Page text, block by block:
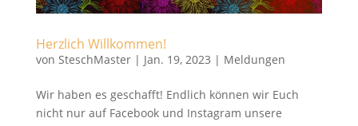
Herzlich Willkommen!
von SteschMaster| Jan. 19, 2023 | Meldungen
Wir haben es geschafft! Endlich können wir Euch
nicht nur auf Facebook und Instagram unsere